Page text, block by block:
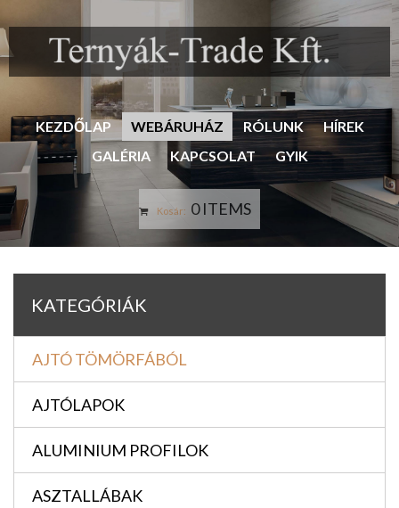
KEZDŐLAP WEBÁRUHÁZ RÓLUNK
HÍREK
GALÉRIA
KAPCSOLAT GYIK
Kosár: 0 ITEMS
KATEGÓRIÁK
AJTÓ TÖMÖRFÁBÓL
AJTÓLAPOK
ALUMINIUM PROFILOK
ASZTALLÁBAK